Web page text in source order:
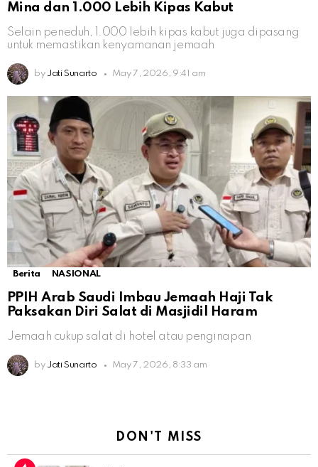
Mina dan 1.000 Lebih Kipas Kabut
Selain peneduh, 1.000 lebih kipas kabut juga dipasang
untuk memastikan kenyamanan jemaah
by Jati Sunarto May 7, 2026, 9:41 am
Berita NASIONAL
PPIH Arab Saudi Imbau Jemaah Haji Tak
Paksakan Diri Salat di Masjidil Haram
Jemaah cukup salat di hotel atau penginapan
by Jati Sunarto May 7, 2026, 8:33 am
DON'T MISS